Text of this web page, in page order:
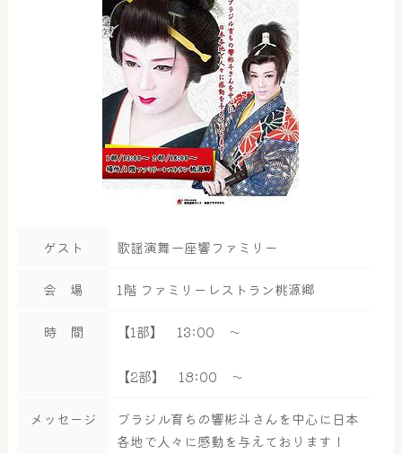
ゲスト 歌謡演舞一座響ファミリー
会 場 1階 ファミリーレストラン桃源郷
時 間 【1部】 13:00 ～
【2部】 18:00 ～
メッセージ
ブラジル育ちの響彬斗さんを中心に日本
各地で人々に感動を与えております！